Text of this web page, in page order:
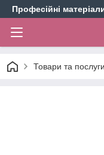
Професійні
Товари та послуги